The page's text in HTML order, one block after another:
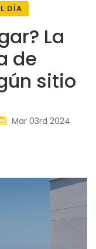
DÍA
La
de
sitio
Mar 03rd 2024